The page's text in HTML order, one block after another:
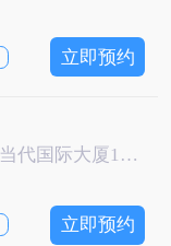
立即预约
地址：聊城市开发区当代国际大厦1107B
立即预约